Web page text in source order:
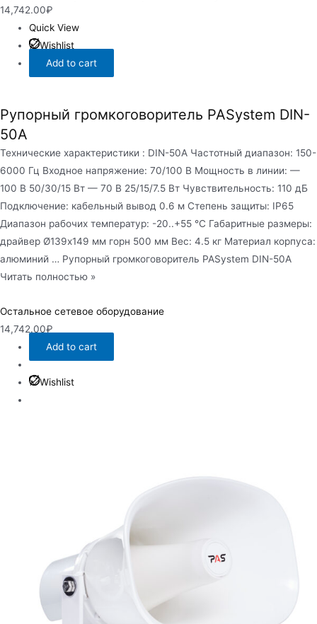
14,742.00₽
Quick View
Wishlist
Add to cart
Рупорный громкоговоритель PASystem DIN-
50A
Технические характеристики : DIN-50А Частотный диапазон: 150-
6000 Гц Входное напряжение: 70/100 В Мощность в линии: —
100 В 50/30/15 Вт — 70 В 25/15/7.5 Вт Чувствительность: 110 дБ
Подключение: кабельный вывод 0.6 м Степень защиты: IP65
Диапазон рабочих температур: -20..+55 °С Габаритные размеры:
драйвер Ø139х149 мм горн 500 мм Вес: 4.5 кг Материал корпуса:
алюминий … Рупорный громкоговоритель PASystem DIN-50A
Читать полностью »
Остальное сетевое оборудование
14,742.00₽
Add to cart
Wishlist